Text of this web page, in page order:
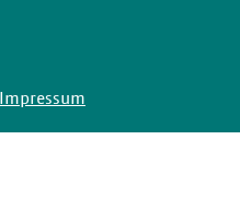
Impressum